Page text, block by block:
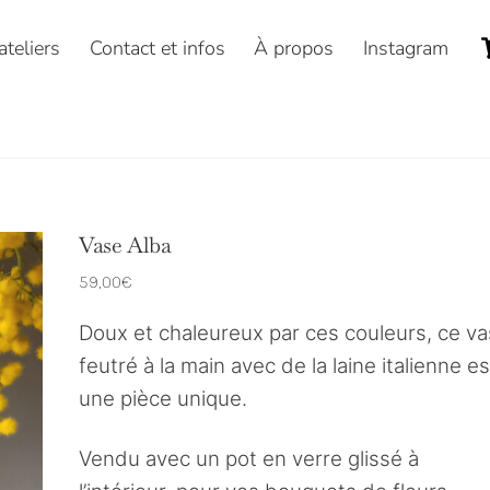
Contact et infos À propos Instagram
Vase Alba
59,00€
Doux et chaleureux par ces couleurs, ce
feutré à la main avec de la laine italienne
une pièce unique.
Vendu avec un pot en verre glissé à